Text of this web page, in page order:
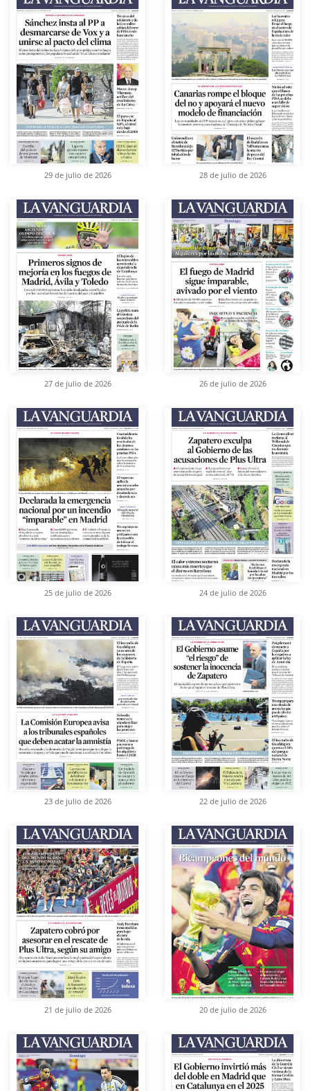
29 de julio de 2026 28 de julio de 2026
27 de julio de 2026 26 de julio de 2026
25 de julio de 2026 24 de julio de 2026
23 de julio de 2026 22 de julio de 2026
21 de julio de 2026 20 de julio de 2026